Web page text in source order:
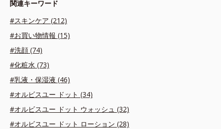
関連キーワード
#スキンケア (212)
#お買い物情報 (15)
#洗顔 (74)
#化粧水 (73)
#乳液・保湿液 (46)
#オルビスユー ドット (34)
#オルビスユー ドット ウォッシュ (32)
#オルビスユー ドット ローション (28)